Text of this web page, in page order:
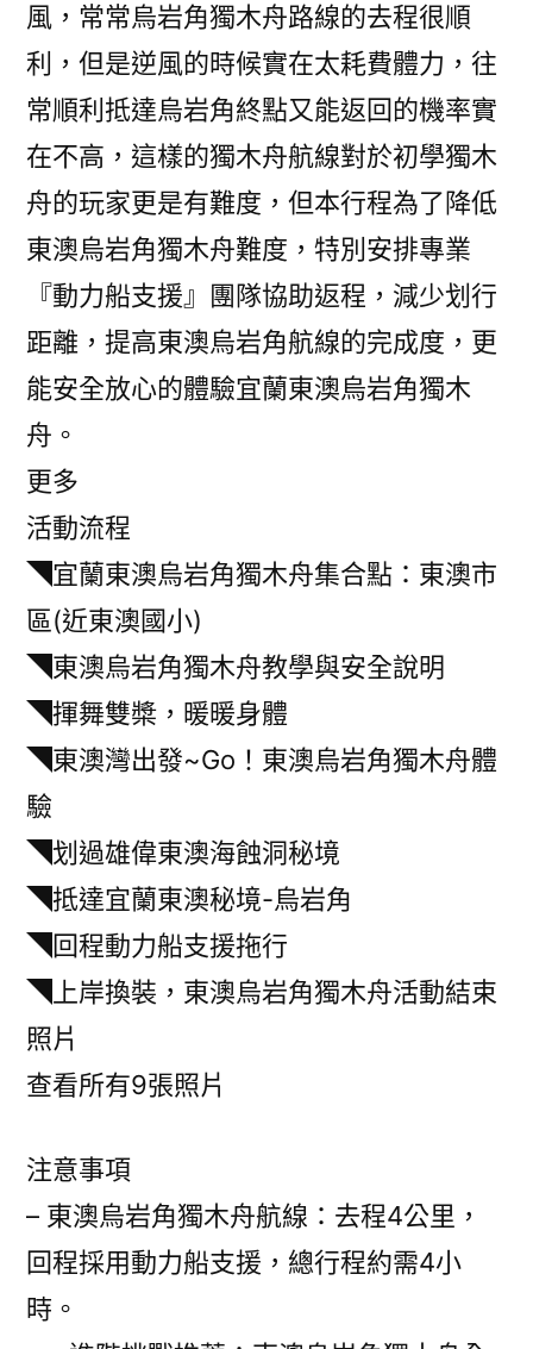
風，常常烏岩角獨木舟路線的去程很順
利，但是逆風的時候實在太耗費體力，往
常順利抵達烏岩角終點又能返回的機率實
在不高，這樣的獨木舟航線對於初學獨木
舟的玩家更是有難度，但本行程為了降低
東澳烏岩角獨木舟難度，特別安排專業
『動力船支援』團隊協助返程，減少划行
距離，提高東澳烏岩角航線的完成度，更
能安全放心的體驗宜蘭東澳烏岩角獨木
舟。
更多
活動流程
◥宜蘭東澳烏岩角獨木舟集合點：東澳市
區(近東澳國小)
◥東澳烏岩角獨木舟教學與安全說明
◥揮舞雙槳，暖暖身體
◥東澳灣出發~Go！東澳烏岩角獨木舟體
驗
◥划過雄偉東澳海蝕洞秘境
◥抵達宜蘭東澳秘境-烏岩角
◥回程動力船支援拖行
◥上岸換裝，東澳烏岩角獨木舟活動結束
照片
查看所有9張照片
注意事項
– 東澳烏岩角獨木舟航線：去程4公里，
回程採用動力船支援，總行程約需4小
時。